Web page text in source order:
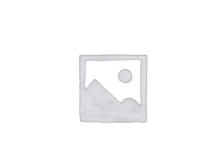
DÉTAILS